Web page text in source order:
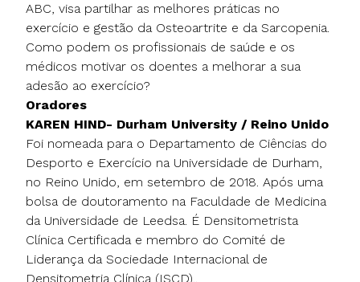
ABC, visa partilhar as melhores práticas no
exercício e gestão da Osteoartrite e da Sarcopenia.
Como podem os profissionais de saúde e os
médicos motivar os doentes a melhorar a sua
adesão ao exercício?
Oradores
KAREN HIND- Durham University / Reino Unido
Foi nomeada para o Departamento de Ciências do
Desporto e Exercício na Universidade de Durham,
no Reino Unido, em setembro de 2018. Após uma
bolsa de doutoramento na Faculdade de Medicina
da Universidade de Leedsa. É Densitometrista
Clínica Certificada e membro do Comité de
Liderança da Sociedade Internacional de
Densitometria Clínica (ISCD)..